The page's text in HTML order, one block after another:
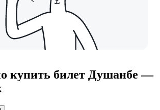
купить билет Душанбе —